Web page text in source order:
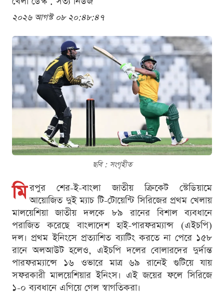
২০২৬ আগস্ট ০৮ ২০:৪৮:৪৭
ছবি : সংগৃহীত
মি রপুর শের-ই-বাংলা জাতীয় ক্রিকেট স্টেডিয়ামে
আয়োজিত দুই ম্যাচ টি-টোয়েন্টি সিরিজের প্রথম খেলায়
মালয়েশিয়া জাতীয় দলকে ৮৯ রানের বিশাল ব্যবধানে
পরাজিত করেছে বাংলাদেশ হাই-পারফরম্যান্স (এইচপি)
দল। প্রথম ইনিংসে প্রত্যাশিত ব্যাটিং করতে না পেরে ১৫৮
রানে অলআউট হলেও, এইচপি দলের বোলারদের দুর্দান্ত
পারফরম্যান্সে ১৬ ওভারে মাত্র ৬৯ রানেই গুটিয়ে যায়
সফরকারী মালয়েশিয়ার ইনিংস। এই জয়ের ফলে সিরিজে
১-০ ব্যবধানে এগিয়ে গেল স্বাগতিকরা।